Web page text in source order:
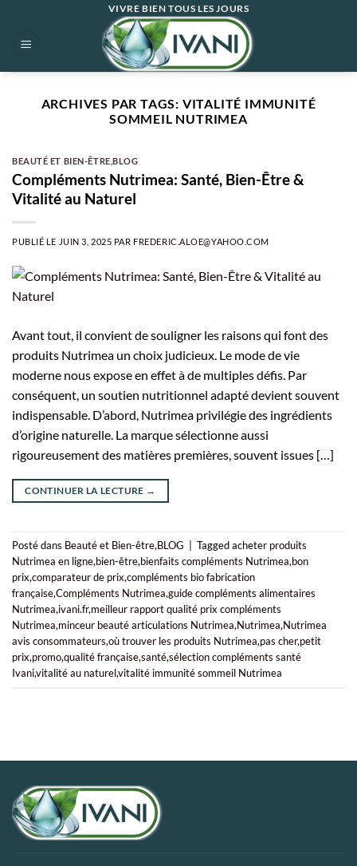
contenu
VIVRE BIEN TOUS LES JOURS
ARCHIVES PAR TAGS: VITALITÉ IMMUNITÉ
SOMMEIL NUTRIMEA
BEAUTÉ ET BIEN-ÊTRE ,BLOG
Compléments Nutrimea: Santé, Bien-Être &
Vitalité au Naturel
PUBLIÉ LE JUIN 3, 2025 PAR FREDERIC.ALOE@YAHOO.COM
Avant tout, il convient de souligner les raisons qui font des
produits Nutrimea un choix judicieux. Le mode de vie
moderne nous expose en effet à de multiples défis. Par
conséquent, un soutien nutritionnel adapté devient souvent
indispensable. D’abord, Nutrimea privilégie des ingrédients
d’origine naturelle. La marque sélectionne aussi
rigoureusement des matières premières, souvent issues […]
CONTINUER LA LECTURE →
Posté dans Beauté et Bien-être,BLOG Taggedacheter produits
Nutrimea en ligne,bien-être,bienfaits compléments Nutrimea,bon
prix,comparateur de prix,compléments bio fabrication
française,Compléments Nutrimea,guide compléments alimentaires
Nutrimea,ivani.fr,meilleur rapport qualité prix compléments
Nutrimea,minceur beauté articulations Nutrimea,Nutrimea,Nutrimea
avis consommateurs,où trouver les produits Nutrimea,pas cher,petit
prix,promo,qualité française,santé,sélection compléments santé
Ivani,vitalité au naturel,vitalité immunité sommeil Nutrimea